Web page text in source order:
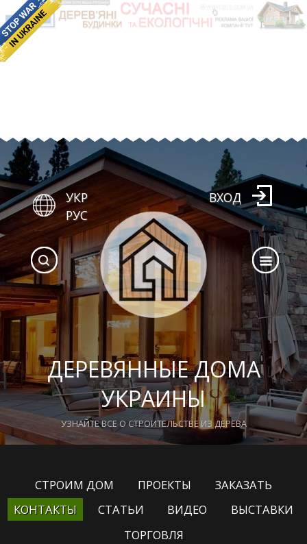
ДЕРЕВЯННЫЕ ДОМА
УКРАИНЫ
УЗНАЙТЕ ВСЕ О СТРОИТЕЛЬСТВЕ ИЗ ДЕРЕВА
УКР
РУС
ВХОД
СТРОИМ ДОМ ПРОЕКТЫ
ЗАКАЗАТЬ
КОНТАКТЫ
СТАТЬИ ВИДЕО
ВЫСТАВКИ
ТОРГОВЛЯ